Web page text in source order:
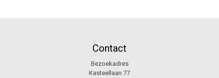
Contact
Bezoekadres
Kasteellaan 77